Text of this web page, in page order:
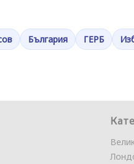
България ГЕРБ